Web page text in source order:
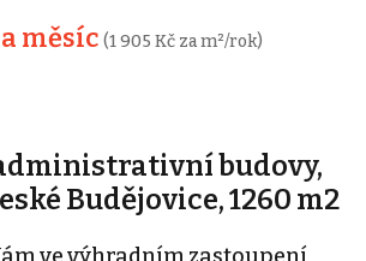
měsíc (1 905 Kč za m²/rok)
budovy,
Budějovice, 1260 m2